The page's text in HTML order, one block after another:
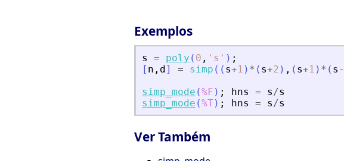
Exemplos
s = poly ( 0 , ' s ' ) ;
[ n , d] = simp ( ( s+1 ) * ( s+2 ) , ( s+1 ) * ( s -
simp_mode (%F ) ; hns = s/s
simp_mode (%T) ; hns = s/s
Ver Também